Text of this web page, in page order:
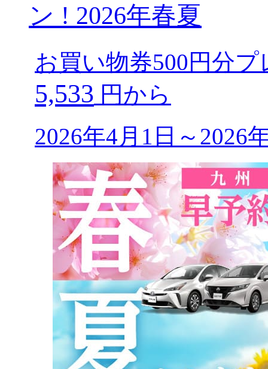
ン ! 2026年春夏
お買い物券500円分
5,533 円から
2026年4月1日～2026